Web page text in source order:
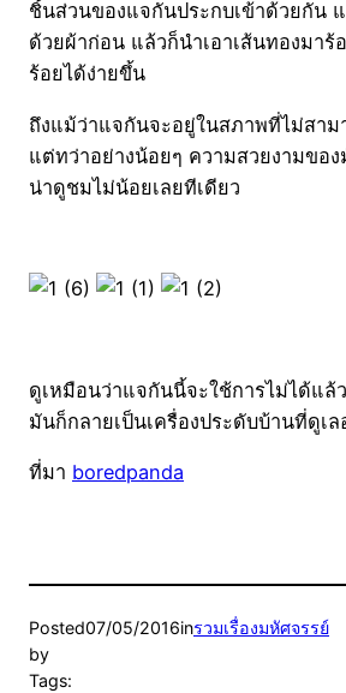
ชิ้นส่วนของแจกันประกบเข้าด้วยกัน
ด้วยผ้าก่อน แล้วก็นำเอาเส้นทองมา
ร้อยได้ง่ายขึ้น
ถึงแม้ว่าแจกันจะอยู่ในสภาพที่ไม่สาม
แต่ทว่าอย่างน้อยๆ ความสวยงามขอ
น่าดูชมไม่น้อยเลยทีเดียว
ดูเหมือนว่าแจกันนี้จะใช้การไม่ได้แล้
มันก็กลายเป็นเครื่องประดับบ้านที่ดูเ
ที่มา boredpanda
Posted07/05/2016inรวมเรื่องมหัศจรรย์
by
Tags: